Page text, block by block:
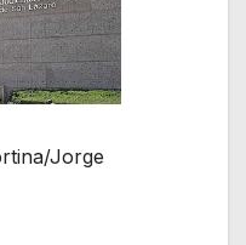
Jorge